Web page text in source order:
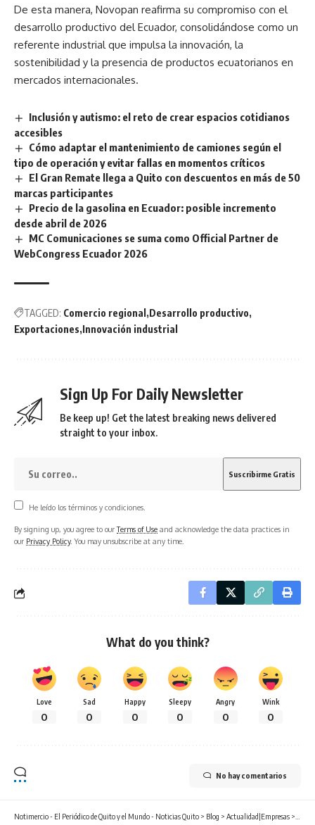
De esta manera, Novopan reafirma su compromiso con el
desarrollo productivo del Ecuador, consolidándose como un
referente industrial que impulsa la innovación, la
sostenibilidad y la presencia de productos ecuatorianos en
mercados internacionales.
Inclusión y autismo: el reto de crear espacios cotidianos
accesibles
Cómo adaptar el mantenimiento de camiones según el
tipo de operación y evitar fallas en momentos críticos
El Gran Remate llega a Quito con descuentos en más de 50
marcas participantes
Precio de la gasolina en Ecuador: posible incremento
desde abril de 2026
MC Comunicaciones se suma como Official Partner de
WebCongress Ecuador 2026
TAGGED: Comercio regional Desarrollo productivo
Exportaciones Innovación industrial
Sign Up For Daily Newsletter
Be keep up! Get the latest breaking news delivered
straight to your inbox.
He leído los términos y condiciones.
By signing up, you agree to ourTerms of Use and acknowledge the data practices in
our Privacy Policy. You may unsubscribe at any time.
What do you think?
Love
0
Sad
0
Happy
0
Sleepy
0
Angry
0
Wink
0
No hay comentarios
Notimercio - El Periódico de Quito y el Mundo - Noticias Quito > Blog > Actualidad|Empresas >